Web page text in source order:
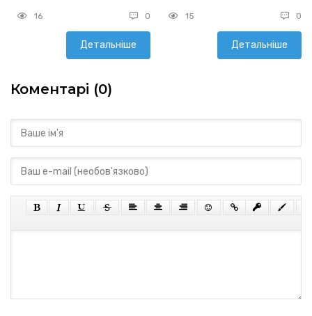
16 0
Детальніше
15 0
Детальніше
Коментарі (0)